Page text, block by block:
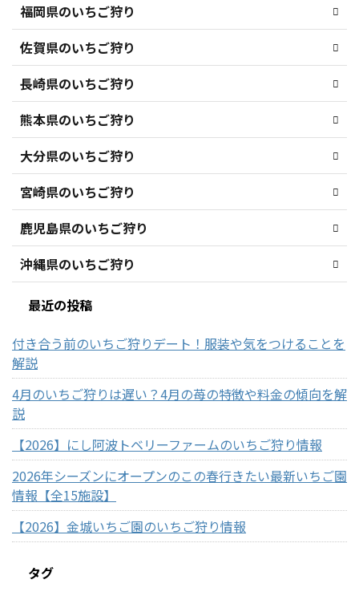
福岡県のいちご狩り
佐賀県のいちご狩り
長崎県のいちご狩り
熊本県のいちご狩り
大分県のいちご狩り
宮崎県のいちご狩り
鹿児島県のいちご狩り
沖縄県のいちご狩り
最近の投稿
付き合う前のいちご狩りデート！服装や気をつけることを
解説
4月のいちご狩りは遅い？4月の苺の特徴や料金の傾向を解
説
【2026】にし阿波トベリーファームのいちご狩り情報
2026年シーズンにオープンのこの春行きたい最新いちご園
情報【全15施設】
【2026】金城いちご園のいちご狩り情報
タグ